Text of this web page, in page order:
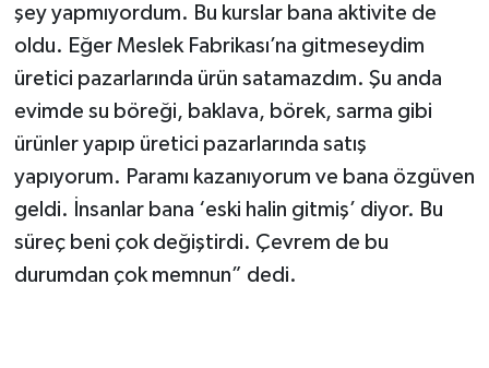
şey yapmıyordum. Bu kurslar bana aktivite de
oldu. Eğer Meslek Fabrikası’na gitmeseydim
üretici pazarlarında ürün satamazdım. Şu anda
evimde su böreği, baklava, börek, sarma gibi
ürünler yapıp üretici pazarlarında satış
yapıyorum. Paramı kazanıyorum ve bana özgüven
geldi. İnsanlar bana ‘eski halin gitmiş’ diyor. Bu
süreç beni çok değiştirdi. Çevrem de bu
durumdan çok memnun” dedi.